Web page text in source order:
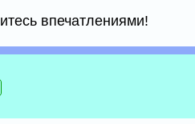
впечатлениями!